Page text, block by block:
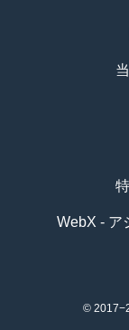
WebX - ア
©